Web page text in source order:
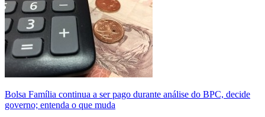
Bolsa Família continua a ser pago durante análise do BPC, decide
governo; entenda o que muda